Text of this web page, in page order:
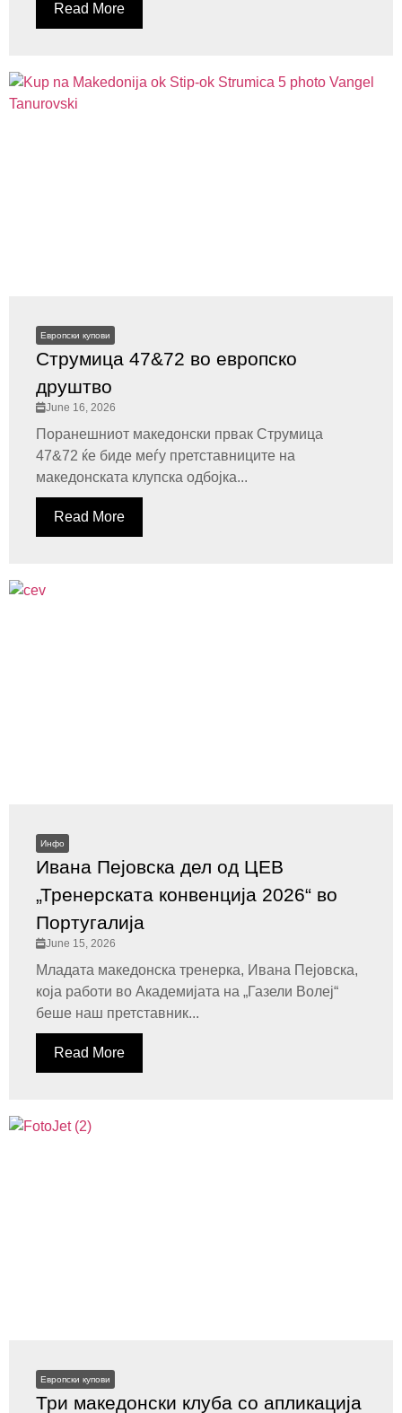
Read More
Европски купови
Струмица 47&72 во европско
друштво
June 16, 2026
Поранешниот македонски првак Струмица
47&72 ќе биде меѓу претставниците на
македонската клупска одбојка...
Read More
Инфо
Ивана Пејовска дел од ЦЕВ
„Тренерската конвенција 2026“ во
Португалија
June 15, 2026
Младата македонска тренерка, Ивана Пејовска,
која работи во Академијата на „Газели Волеј“
беше наш претставник...
Read More
Европски купови
Три македонски клуба со апликација